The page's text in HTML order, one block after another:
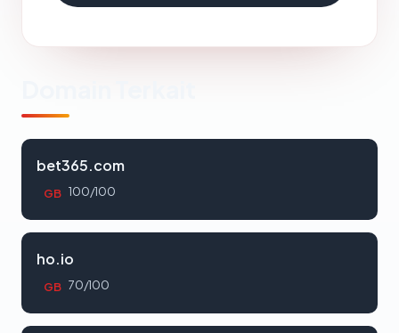
bet365.com
GB 100/100
ho.io
GB 70/100